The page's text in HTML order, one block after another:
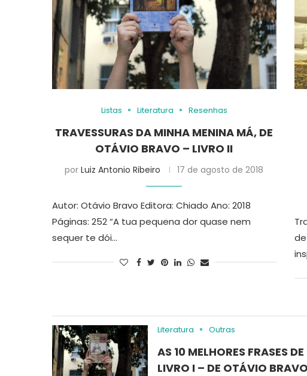
Listas Literatura Resenhas
TRAVESSURAS DA MINHA MENINA MÁ, DE
OTÁVIO BRAVO – LIVRO II
porLuiz Antonio Ribeiro 17 de agosto de 2018
Autor: Otávio Bravo Editora: Chiado Ano: 2018
Páginas: 252 “A tua pequena dor quase nem
sequer te dói…
Literatura Outras
AS 10 MELHORES FRASES
LIVRO I – DE OTÁVIO BRAVO